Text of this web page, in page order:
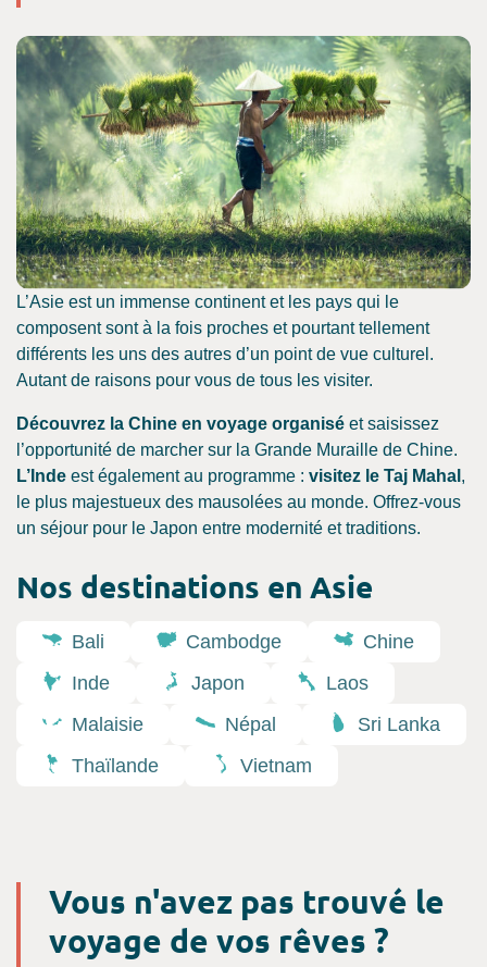
L’Asie est un immense continent et les pays qui le
composent sont à la fois proches et pourtant tellement
différents les uns des autres d’un point de vue culturel.
Autant de raisons pour vous de tous les visiter.
Découvrez la Chine en voyage organisé et saisissez
l’opportunité de marcher sur la Grande Muraille de Chine.
L’Inde est également au programme : visitez le Taj Mahal ,
le plus majestueux des mausolées au monde. Offrez-vous
un séjour pour le Japon entre modernité et traditions.
Nos destinations en Asie
Bali Cambodge
Chine
Inde
Japon
Laos
Malaisie
Népal
Sri Lanka
Thaïlande
Vietnam
Vous n'avez pas trouvé le
voyage de vos rêves ?